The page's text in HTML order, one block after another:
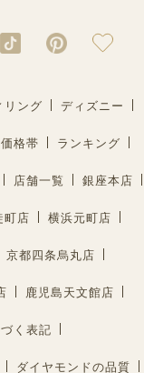
リング ディズニー
価格帯 ランキング
店舗一覧 銀座本店
町店 横浜元町店
京都四条烏丸店
鹿児島天文館店
く表記
ダイヤモンドの品質